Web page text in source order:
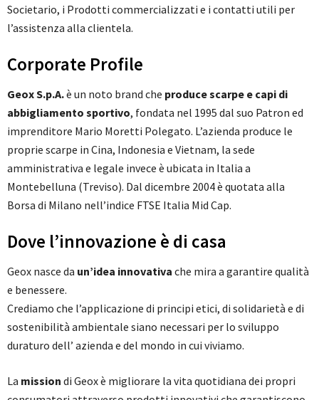
Societario, i Prodotti commercializzati e i contatti utili per
l’assistenza alla clientela.
Corporate Profile
Geox S.p.A.è un noto brand che produce scarpe e capi di
abbigliamento sportivo, fondata nel 1995 dal suo Patron ed
imprenditore Mario Moretti Polegato. L’azienda produce le
proprie scarpe in Cina, Indonesia e Vietnam, la sede
amministrativa e legale invece è ubicata in Italia a
Montebelluna (Treviso). Dal dicembre 2004 è quotata alla
Borsa di Milano nell’indice FTSE Italia Mid Cap.
Dove l’innovazione è di casa
Geox nasce da un’idea innovativa che mira a garantire qualità
e benessere.
Crediamo che l’applicazione di principi etici, di solidarietà e di
sostenibilità ambientale siano necessari per lo sviluppo
duraturo dell’ azienda e del mondo in cui viviamo.
La mission di Geox è migliorare la vita quotidiana dei propri